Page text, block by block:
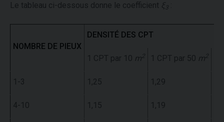
Le tableau ci-dessous donne le coefficient ξ3
NOMBRE DE PIEUX
DENSITÉ DES CPT
1 CPT par 10 m2 1 CPT par 50 m2
1-3 1,25 1,29
4-10 1,15 1,19